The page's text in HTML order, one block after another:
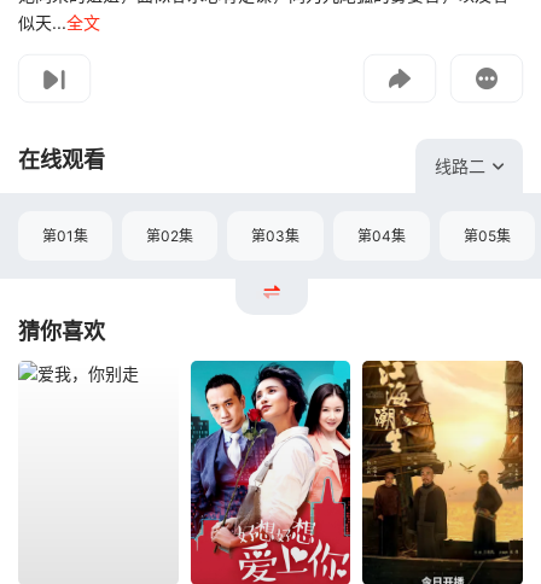
似天...全文
如遇无法播放请提交给我们
在线观看 线路二
第01集 第02集 第03集 第04集 第05集
猜你喜欢